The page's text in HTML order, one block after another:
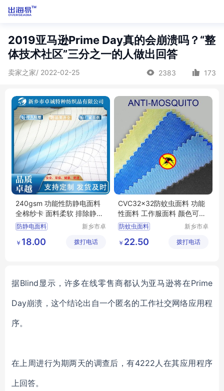
2019亚马逊Prime Day真的会崩溃吗？“整
体技术社区”三分之一的人做出回答
卖家之家/ 2022-02-25 2383 173
240gsm 功能性防静电面料
全棉纱卡 面料柔软 排除静电
离子危害
防静电面料
防静电布
工作服面料
新乡市卓
织品有限
￥ 18.00 拨打电话
CVC32x32防蚊虫面料 功能
性面料 工作服面料 颜色可定
制
防蚊虫面料
多功能面料
新乡市卓
织品有限
￥ 22.50 拨打电话
据Blind显示，许多在线零售商都认为亚马逊将在Prime
Day崩溃，这个结论出自一个匿名的工作社交网络应用程
序。
在上周进行为期两天的调查后，有4222人在其应用程序
上回答。